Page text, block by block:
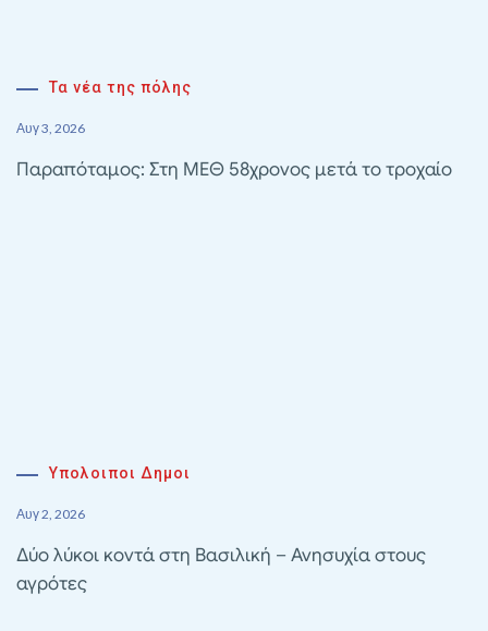
Τα νέα της πόλης
Αυγ 3, 2026
Παραπόταμος: Στη ΜΕΘ 58χρονος μετά το τροχαίο
Υπολοιποι Δημοι
Αυγ 2, 2026
Δύο λύκοι κοντά στη Βασιλική – Ανησυχία στους
αγρότες